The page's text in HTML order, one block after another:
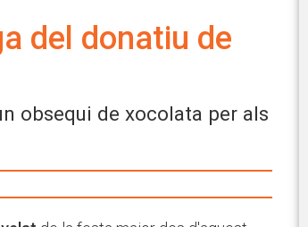
del donatiu de
obsequi de xocolata per als